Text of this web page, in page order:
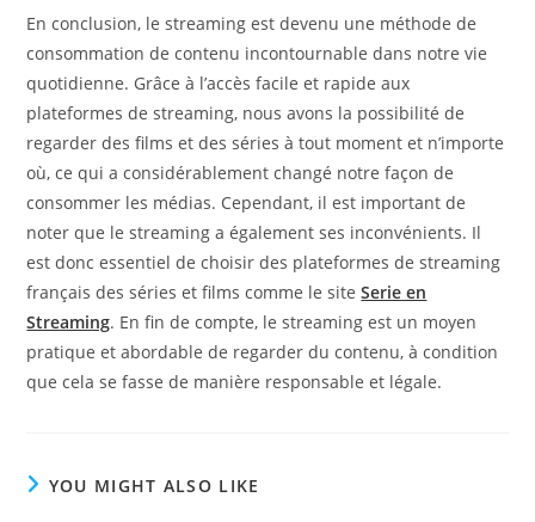
En conclusion, le streaming est devenu une méthode de
consommation de contenu incontournable dans notre vie
quotidienne. Grâce à l’accès facile et rapide aux
plateformes de streaming, nous avons la possibilité de
regarder des films et des séries à tout moment et n’importe
où, ce qui a considérablement changé notre façon de
consommer les médias. Cependant, il est important de
noter que le streaming a également ses inconvénients. Il
est donc essentiel de choisir des plateformes de streaming
français des séries et films comme le siteSerie en
Streaming. En fin de compte, le streaming est un moyen
pratique et abordable de regarder du contenu, à condition
que cela se fasse de manière responsable et légale.
YOU MIGHT ALSO LIKE